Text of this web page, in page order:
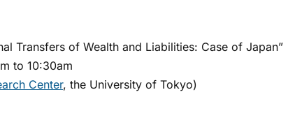
Transfers of Wealth and Liabilities: Case of Japan”
to 10:30am
Center, the University of Tokyo)